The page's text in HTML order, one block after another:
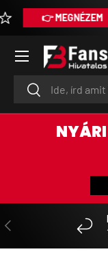
SKIP TO CONTENT
👉 MEGNÉZEM
SearchSearch
Menu
NYÁRI
PREVIOUS